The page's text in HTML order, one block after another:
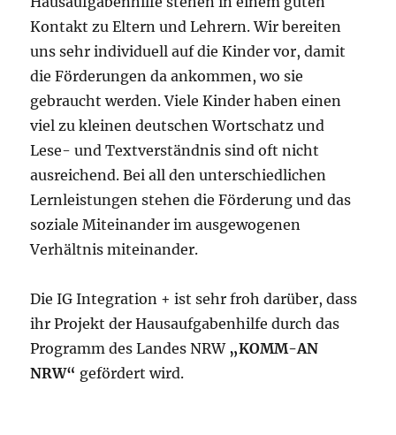
Kontakt zu Eltern und Lehrern. Wir bereiten
uns sehr individuell auf die Kinder vor, damit
die Förderungen da ankommen, wo sie
gebraucht werden. Viele Kinder haben einen
viel zu kleinen deutschen Wortschatz und
Lese- und Textverständnis sind oft nicht
ausreichend. Bei all den unterschiedlichen
Lernleistungen stehen die Förderung und das
soziale Miteinander im ausgewogenen
Verhältnis miteinander.
Die IG Integration + ist sehr froh darüber, dass
ihr Projekt der Hausaufgabenhilfe durch das
Programm des Landes NRW „KOMM-AN
NRW“ gefördert wird.